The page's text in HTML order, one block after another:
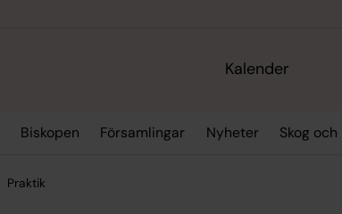
Kalender
Biskopen Församlingar Nyheter Skog
Praktik